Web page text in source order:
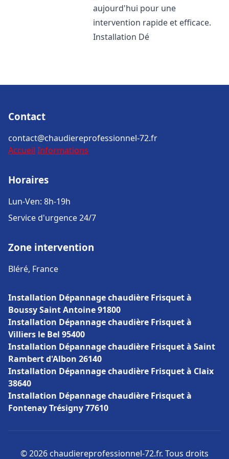
aujourd'hui pour une
intervention rapide et efficace.
Installation Dé
Contact
contact@chaudiereprofessionnel-72.fr
Accueil Informations
Horaires
Lun-Ven: 8h-19h
Service d'urgence 24/7
Zone intervention
Bléré, France
Installation Dépannage chaudière Frisquet à
Boussy Saint Antoine 91800
Installation Dépannage chaudière Frisquet à
Villiers le Bel 95400
Installation Dépannage chaudière Frisquet à Saint
Rambert d'Albon 26140
Installation Dépannage chaudière Frisquet à Claix
38640
Installation Dépannage chaudière Frisquet à
Fontenay Trésigny 77610
© 2026 chaudiereprofessionnel-72.fr. Tous droits